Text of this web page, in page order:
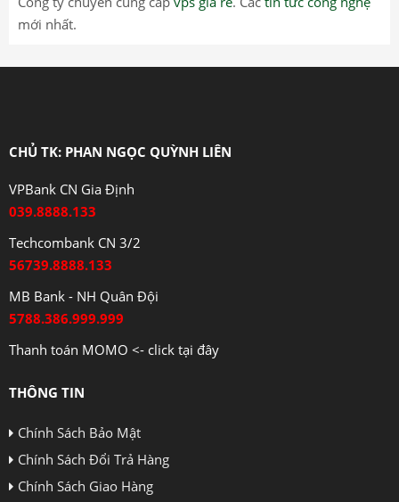
mới nhất.
CHỦ TK: PHAN NGỌC QUỲNH LIÊN
VPBank CN Gia Định
039.8888.133
Techcombank CN 3/2
56739.8888.133
MB Bank - NH Quân Đội
5788.386.999.999
Thanh toán MOMO <- click tại đây
THÔNG TIN
Chính Sách Bảo Mật
Chính Sách Đổi Trả Hàng
Chính Sách Giao Hàng